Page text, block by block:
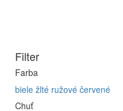
Filter
Farba
biele žlté ružové červené
Chuť